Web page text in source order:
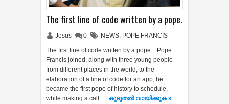
The first line of code written by a pope.
Jesus 0 NEWS, POPE FRANCIS
The first line of code written by a pope. Pope
Francis joined, along with three young people
from different places in the world, to the
elaboration of a line of code for an app; he
became the first pope of history to schedule,
while making a call … കൂടുതൽ‍ വായിക്കുക »